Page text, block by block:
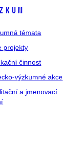
témata
projekty
činnost
výzkumné akce
a jmenovací